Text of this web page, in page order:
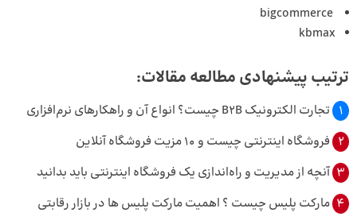
bigcommerce
kbmax
ترتیب پیشنهادی مطالعه مقالات:
1 تجارت الکترونیک B2B چیست؟ انواع آن و راهکارهای نرم‌افزاری
2 فروشگاه اینترنتی چیست و 10 مزیت فروشگاه آنلاین
3 آنچه از مدیریت و راه‌اندازی یک فروشگاه اینترنتی باید بدانید
4 مارکت پلیس چیست ؟ اهمیت مارکت پلیس‌ ها در بازار رقابتی